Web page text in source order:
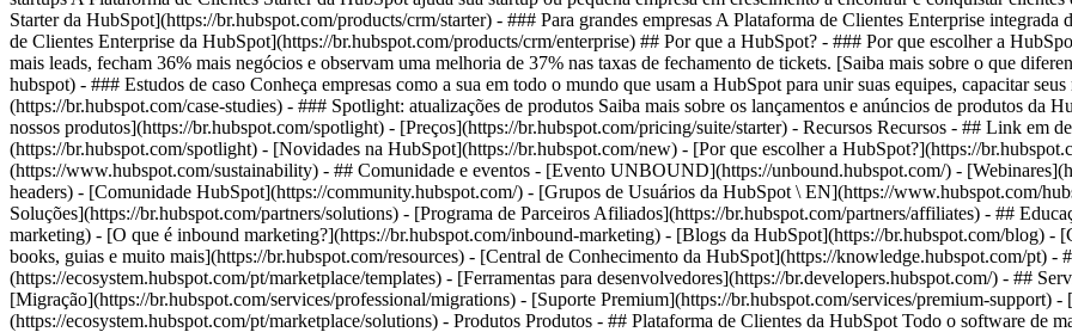
Starter da HubSpot](https://br.hubspot.com/products/crm/starter) - ### Para grandes empresas A Plataforma de Clientes Enterprise
de Clientes Enterprise da HubSpot](https://br.hubspot.com/products/crm/enterprise) ## Por que a HubSpot? - ### Por que escolher a
mais leads, fecham 36% mais negócios e observam uma melhoria de 37% nas taxas de fechamento de tickets. [Saiba mais sobre o que
hubspot) - ### Estudos de caso Conheça empresas como a sua em todo o mundo que usam a HubSpot para unir suas equipes, capacitar
(https://br.hubspot.com/case-studies) - ### Spotlight: atualizações de produtos Saiba mais sobre os lançamentos e anúncios de produtos da
nossos produtos](https://br.hubspot.com/spotlight) - [Preços](https://br.hubspot.com/pricing/suite/starter) - Recursos Recursos - ## Link em
(https://br.hubspot.com/spotlight) - [Novidades na HubSpot](https://br.hubspot.com/new) - [Por que escolher a HubSpot?](https://
(https://www.hubspot.com/sustainability) - ## Comunidade e eventos - [Evento UNBOUND](https://unbound.hubspot.com/) -
headers) - [Comunidade HubSpot](https://community.hubspot.com/) - [Grupos de Usuários da HubSpot \ EN](https://www.hubspot.com/
Soluções](https://br.hubspot.com/partners/solutions) - [Programa de Parceiros Afiliados](https://br.hubspot.com/partners/affiliates) - ##
marketing) - [O que é inbound marketing?](https://br.hubspot.com/inbound-marketing) - [Blogs da HubSpot](https://br.hubspot.com/blog) -
books, guias e muito mais](https://br.hubspot.com/resources) - [Central de Conhecimento da HubSpot](https://knowledge.hubspot.com/pt) -
(https://ecosystem.hubspot.com/pt/marketplace/templates) - [Ferramentas para desenvolvedores](https://br.developers.hubspot.com/) - ##
[Migração](https://br.hubspot.com/services/professional/migrations) - [Suporte Premium](https://br.hubspot.com/services/premium-support) -
(https://ecosystem.hubspot.com/pt/marketplace/solutions) - Produtos Produtos - ## Plataforma de Clientes da HubSpot Todo o software de marketing, vendas e atendimento ao cliente da HubSpot em uma única plataforma com IA agêntica. - [__CRM da HubSpot gratuito__](https://br.hubspot.com/products/crm) - [__Conheça todos os produtos__](https://br.hubspot.com/products/get-started) - [![195140668528](https://53.fs1.hubspotusercontent-na1.net/hubfs/53/assets/hubspot.com/global-navigation/2025/marketing-hub.svg) \ __Marketing Hub__ \ Software de automação de marketing](https://br.hubspot.com/products/marketing) - [![195146645596](https://53.fs1.hubspotusercontent-na1.net/hubfs/53/assets/hubspot.com/global-navigation/2025/sales-hub.svg) \ __Sales Hub__ \ Software de vendas](https://br.hubspot.com/products/sales) - [![195140668527](https://53.fs1.hubspotusercontent-na1.net/hubfs/53/assets/hubspot.com/global-navigation/2025/service-hub.svg) \ __Service Hub__ \ Software de atendimento ao cliente](https://br.hubspot.com/products/service) - [![195140649745](https://53.fs1.hubspotusercontent-na1.net/hubfs/53/assets/hubspot.com/global-navigation/2025/content-hub.svg) \ __Content Hub__ \ Software de marketing de conteúdo](https://br.hubspot.com/products/content) - [![195289608884](https://53.fs1.hubspotusercontent-na1.net/hubfs/53/assets/hubspot.com/global-navigation/2025/data-hub.svg) \ __Data Hub__ \ Software de gestão de dados](https://br.hubspot.com/products/data) - [![195140609672](https://53.fs1.hubspotusercontent-na1.net/hubfs/53/assets/hubspot.com/global-navigation/2025/commerce-hub.svg) \ __Revenue Hub__ \ Software de CPQ, faturamento e pagamentos](https://br.hubspot.com/products/revenue) - [![ProductIcons_AgentHub_Icon_Orange](https://53.fs1.hubspotusercontent-na1.net/hubfs/53/assets/webteam-cms-portal/images/breeze/ProductIcons_AgentHub_Icon_Orange.svg) \ __Agent Hub__ \ O espaço central para criar e gerenciar agentes de IA em toda a plataforma](https://br.hubspot.com/products/artificial-intelligence) - [![188619147390](https://53.fs1.hubspotusercontent-na1.net/hubfs/53/assets/hubspot.com/global-navigation/help-me-choose-tool.svg) \ __Precisa de ajuda para escolher?__ \ Responda algumas perguntas e nós te ajudaremos a achar os produtos ideais para o seu negócio.](https://br.hubspot.com/products/help-me-choose) - [![195140649746](https://53.fs1.hubspotusercontent-na1.net/hubfs/53/assets/hubspot.com/global-navigation/2025/small-business.svg) \ __Pacote para pequenas empresas__ \ A edição Starter de cada produto, desenvolvida para startups e pequenas empresas](https://br.hubspot.com/products/crm/starter) - [![210646671655](https://53.fs1.hubspotusercontent-na1.net/hubfs/53/assets/hubspot.com/global-navigation/2025/aeo.svg) \ __AEO (Beta)__ \ Ferramentas de otimização para mecanismos de resposta que rastreiam e melhoram a visibilidade da sua marca nos resultados de IA.](https://br.hubspot.com/products/aeo) - [![195140649747](https://53.fs1.hubspotusercontent-na1.net/hubfs/53/assets/hubspot.com/global-navigation/2025/app-marketplace.svg) \ __HubSpot Marketplace__ \ Conecte seus aplicativos favoritos à HubSpot](https://ecosystem.hubspot.com/pt/marketplace/apps) - Soluções Soluções - Por tipo de uso - ## Marketing - [Gere leads](https://br.hubspot.com/use-case/drive-revenue-high-quality-leads) - [Automatize o marketing](https://br.hubspot.com/use-case/maximize-efficiency-ai-automation) - ## Vendas - [Crie pipelines](https://br.hubspot.com/use-case/build-sales-pipeline) - [Fechar negócios](https://br.hubspot.com/use-case/close-more-deals) - ## Atendimento ao cliente - [Expanda o suporte](https://br.hubspot.com/use-case/scale-customer-service-support) - [Melhore a retenção](https://br.hubspot.com/use-case/drive-customer-satisfaction) - ## Conteúdo - [Crie conteúdo](https://br.hubspot.com/use-case/create-content-for-customer-journey) - [Gerencie conteúdo](https://br.hubspot.com/use-case/manage-content) - ## Startups e pequenas empresas - [Encontre e alcance clientes](https://br.hubspot.com/use-case/find-and-reach-customers) - [Aumente as vendas e receba pagamentos](https://br.hubspot.com/use-case/grow-sales-and-get-paid-faster) - [Organize os dados do cliente](https://br.hubspot.com/use-case/understand-and-organize-customer-data) - ## Inteligência artificial - [Resolva dúvidas de seus clientes 24/7](https://br.hubspot.com/products/artificial-intelligence/ai-customer-service-agent) - [Automatize a prospecção de vendas](https://br.hubspot.com/products/sales/ai-prospecting-agent) - [Faça uma análise mais rápida de seus clientes](https://br.hubspot.com/products/artificial-intelligence/ai-data-agent) - Por tamanho da equipe - ## Por tamanho da equipe - ![195309752641](https://53.fs1.hubspotusercontent-na1.net/hub/53/hubfs/assets/hubspot.com/global-navigation/2025/Small%20Businesses%20%26%20Start%20ups.webp?width=1035&height=450&name=Small%20Businesses%20%26%20Start%20ups.webp) ### Para pequenas